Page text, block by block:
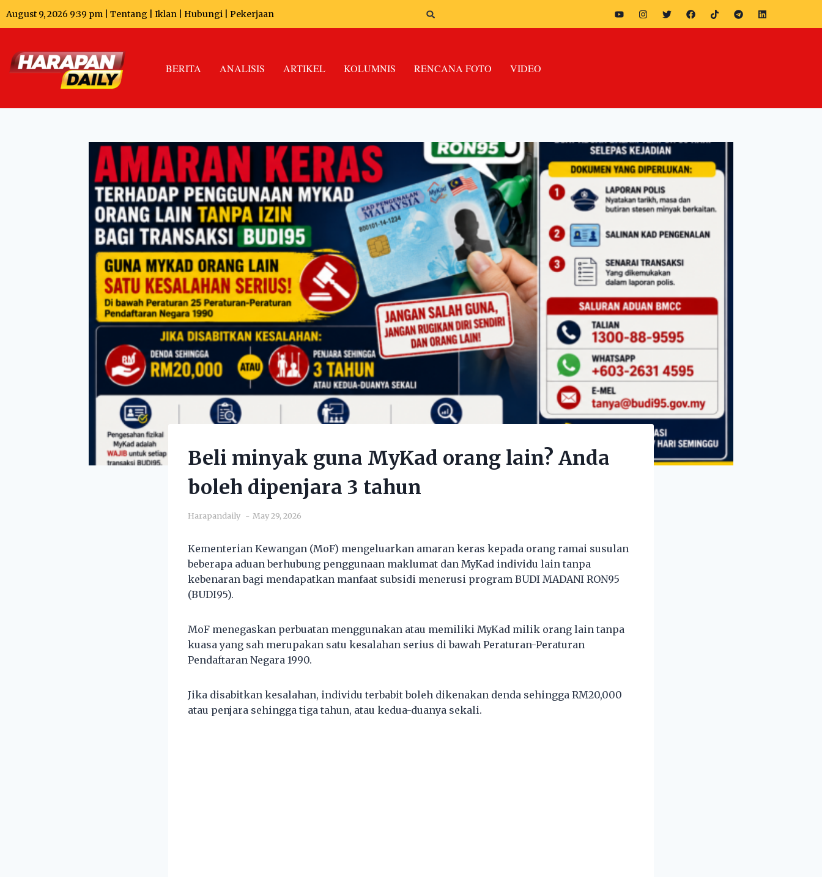
August 9, 2026 9:39 pm | Tentang Iklan Hubungi Pekerjaan
BERITA ANALISIS ARTIKEL KOLUMNIS RENCANA FOTO VIDEO
Beli minyak guna MyKad orang lain? Anda
boleh dipenjara 3 tahun
Harapandaily May 29, 2026
Kementerian Kewangan (MoF) mengeluarkan amaran keras kepada orang ramai susulan
beberapa aduan berhubung penggunaan maklumat dan MyKad individu lain tanpa
kebenaran bagi mendapatkan manfaat subsidi menerusi program BUDI MADANI RON95
(BUDI95).
MoF menegaskan perbuatan menggunakan atau memiliki MyKad milik orang lain tanpa
kuasa yang sah merupakan satu kesalahan serius di bawah Peraturan-Peraturan
Pendaftaran Negara 1990.
Jika disabitkan kesalahan, individu terbabit boleh dikenakan denda sehingga RM20,000
atau penjara sehingga tiga tahun, atau kedua-duanya sekali.